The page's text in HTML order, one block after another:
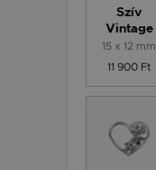
Szív
Vintage
15 x 12 mm
11 900 Ft